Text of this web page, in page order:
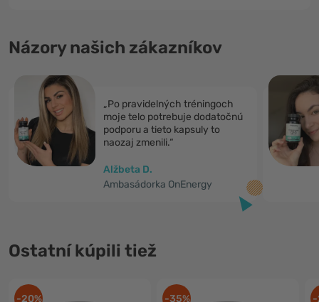
Názory našich zákazníkov
„Po pravidelných tréningoch
moje telo potrebuje dodatočnú
podporu a tieto kapsuly to
naozaj zmenili.“
Alžbeta D.
Ambasádorka OnEnergy
Ostatní kúpili tiež
-20% -35% -